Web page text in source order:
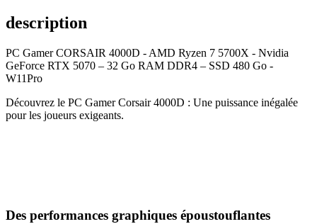
description
PC Gamer CORSAIR 4000D - AMD Ryzen 7 5700X - Nvidia
GeForce RTX 5070 – 32 Go RAM DDR4 – SSD 480 Go -
W11Pro
Découvrez le PC Gamer Corsair 4000D : Une puissance inégalée
pour les joueurs exigeants.
Des performances graphiques époustouflantes